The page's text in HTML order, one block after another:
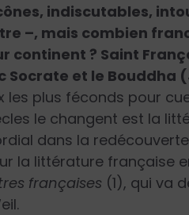
indiscutables,
–, mais combien
continent ? Saint
et le Bouddha
les plus féconds pour
le changent est la
dans la
la littérature française
françaises (1), qui va